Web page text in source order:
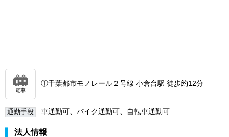
電車
①千葉都市モノレール２号線 小倉台駅 徒歩約12分
通勤手段 車通勤可、バイク通勤可、自転車通勤可
法人情報